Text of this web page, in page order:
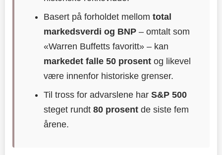
Basert på forholdet mellomtotal
markedsverdi og BNP – omtalt som
«Warren Buffetts favoritt» – kan
markedet falle 50 prosent og likevel
være innenfor historiske grenser.
Til tross for advarslene harS&P 500
steget rundt80 prosent de siste fem
årene.